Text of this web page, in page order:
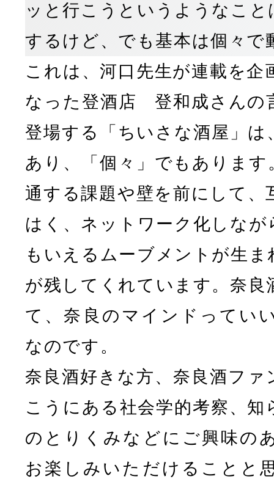
ッと行こうというようなこ
するけど、でも基本は個々で
これは、河口先生が連載を
なった登酒店 登和成さんの
登場する「ちいさな酒屋」は
あり、「個々」でもありま
通する課題や壁を前にして
はく、ネットワーク化しな
もいえるムーブメントが生
が残してくれています。奈
て、奈良のマインドってい
なのです。
奈良酒好きな方、奈良酒ファ
こうにある社会学的考察、
のとりくみなどにご興味の
お楽しみいただけることと